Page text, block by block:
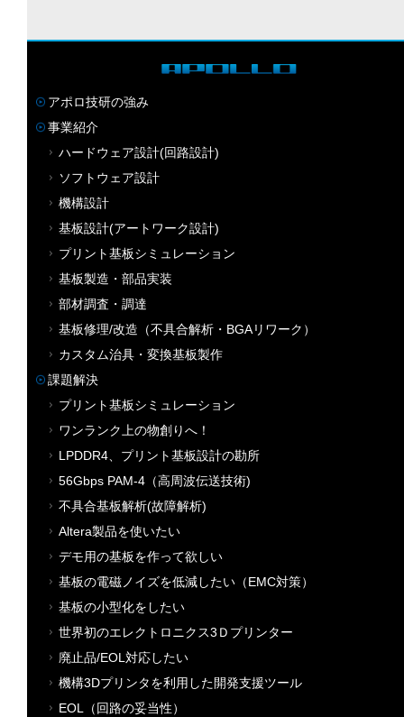
アポロ技研の強み
事業紹介
ハードウェア設計(回路設計)
ソフトウェア設計
機構設計
基板設計(アートワーク設計)
プリント基板シミュレーション
基板製造・部品実装
部材調査・調達
基板修理/改造（不具合解析・BGAリワーク）
カスタム治具・変換基板製作
課題解決
プリント基板シミュレーション
ワンランク上の物創りへ！
LPDDR4、プリント基板設計の勘所
56Gbps PAM-4（高周波伝送技術)
不具合基板解析(故障解析)
Altera製品を使いたい
デモ用の基板を作って欲しい
基板の電磁ノイズを低減したい（EMC対策）
基板の小型化をしたい
世界初のエレクトロニクス3Ｄプリンター
廃止品/EOL対応したい
機構3Dプリンタを利用した開発支援ツール
EOL（回路の妥当性）